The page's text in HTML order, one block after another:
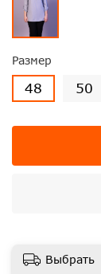
Размер
48 50
Выбрать